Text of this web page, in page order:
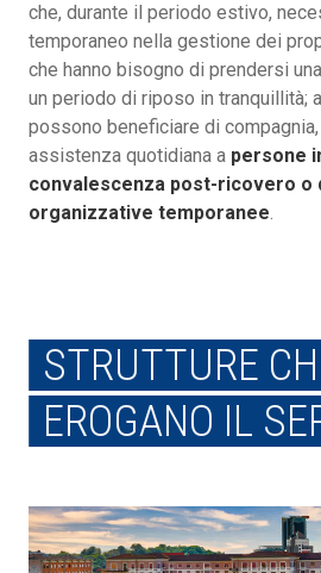
che, durante il periodo estivo,
temporaneo nella gestione dei
che hanno bisogno di prendersi
un periodo di riposo in tranquillità; a
possono beneficiare di
assistenza quotidiana a persone
convalescenza post-ricovero o
organizzative temporanee.
STRUTTURE
EROGANO IL